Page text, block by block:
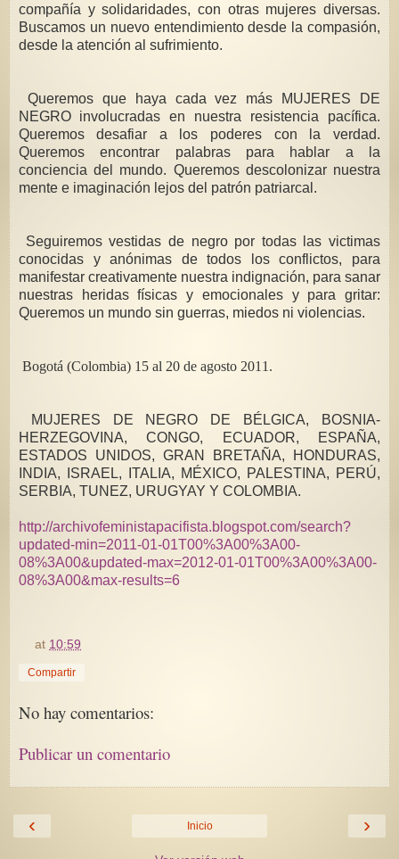
compañía y solidaridades, con otras mujeres diversas.
Buscamos un nuevo entendimiento desde la compasión,
desde la atención al sufrimiento.
Queremos que haya cada vez más MUJERES DE
NEGRO involucradas en nuestra resistencia pacífica.
Queremos desafiar a los poderes con la verdad.
Queremos encontrar palabras para hablar a la
conciencia del mundo. Queremos descolonizar nuestra
mente e imaginación lejos del patrón patriarcal.
Seguiremos vestidas de negro por todas las victimas
conocidas y anónimas de todos los conflictos, para
manifestar creativamente nuestra indignación, para sanar
nuestras heridas físicas y emocionales y para gritar:
Queremos un mundo sin guerras, miedos ni violencias.
Bogotá (Colombia) 15 al 20 de agosto 2011.
MUJERES DE NEGRO DE BÉLGICA, BOSNIA-
HERZEGOVINA, CONGO, ECUADOR, ESPAÑA,
ESTADOS UNIDOS, GRAN BRETAÑA, HONDURAS,
INDIA, ISRAEL, ITALIA, MÉXICO, PALESTINA, PERÚ,
SERBIA, TUNEZ, URUGYAY Y COLOMBIA.
http://archivofeministapacifista.blogspot.com/search?
updated-min=2011-01-01T00%3A00%3A00-
08%3A00&updated-max=2012-01-01T00%3A00%3A00-
08%3A00&max-results=6
at 10:59
Compartir
No hay comentarios:
Publicar un comentario
‹ ›
Inicio